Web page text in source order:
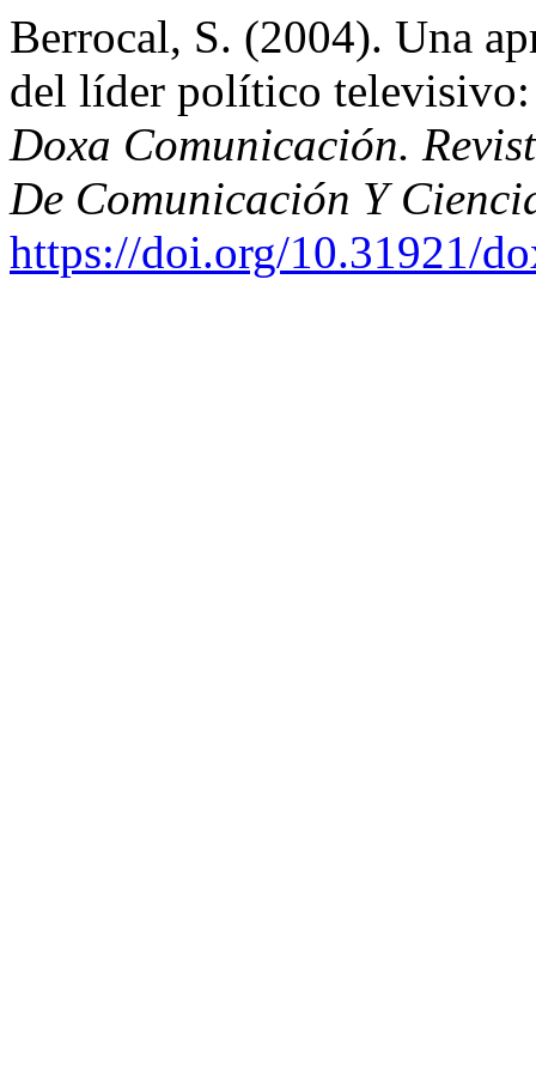
Berrocal, S. (2004). Una
del líder político televisivo:
Doxa Comunicación.
De Comunicación Y
https://doi.org/10.31921/